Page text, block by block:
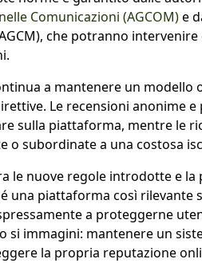
Comunicazioni (AGCOM)e
che potranno
a mantenere un modello
Le recensioni anonime
sulla piattaforma, mentre le
o subordinate a una costosa
le nuove regole introdotte e
una piattaforma così rilevante
a proteggerne
si immagini: mantenere un
la propria reputazione